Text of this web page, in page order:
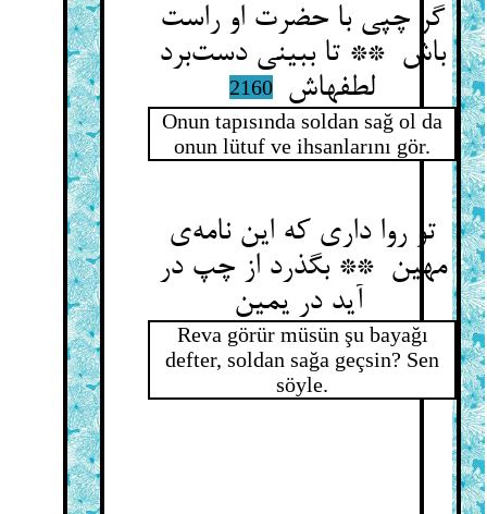
گر چپی با حضرت او راست
باش ** تا ببینی دست‌برد
لطفهاش
2160
Onun tapısında soldan sağ ol da
onun lütuf ve ihsanlarını gör.
تو روا داری که این نامه‌ی
مهین ** بگذرد از چپ در
Reva görür müsün şu bayağı
defter, soldan sağa geçsin? Sen
söyle.